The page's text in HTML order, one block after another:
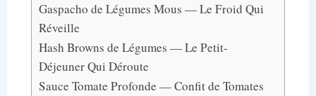
Gaspacho de Légumes Mous — Le Froid Qui
Réveille
Hash Browns de Légumes — Le Petit-
Déjeuner Qui Déroute
Sauce Tomate Profonde — Confit de Tomates